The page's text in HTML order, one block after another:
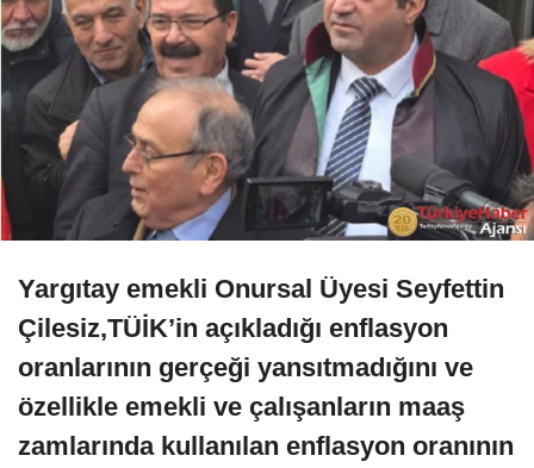
Yargıtay emekli Onursal Üyesi Seyfettin
Çilesiz,TÜİK’in açıkladığı enflasyon
oranlarının gerçeği yansıtmadığını ve
özellikle emekli ve çalışanların maaş
zamlarında kullanılan enflasyon oranının